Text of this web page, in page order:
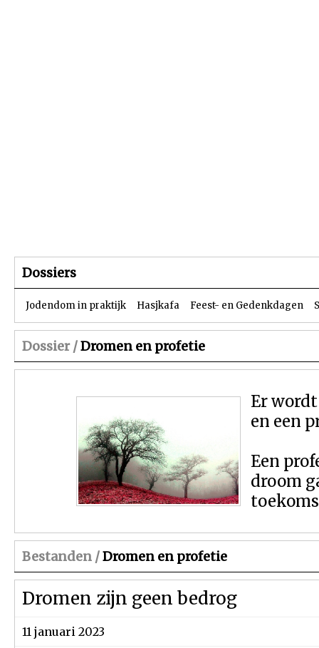
Dossiers
Jodendom in praktijk Hasjkafa Feest- en Gedenkdagen
Dossier /Dromen en profetie
Er
en een
Een
droom
Bestanden /Dromen en profetie
Dromen zijn geen bedrog
11 januari 2023